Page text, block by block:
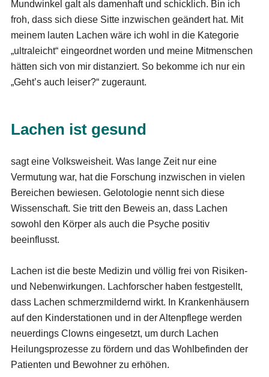
Mundwinkel galt als damenhaft und schicklich. Bin ich
froh, dass sich diese Sitte inzwischen geändert hat. Mit
meinem lauten Lachen wäre ich wohl in die Kategorie
„ultraleicht“ eingeordnet worden und meine Mitmenschen
hätten sich von mir distanziert. So bekomme ich nur ein
„Geht’s auch leiser?“ zugeraunt.
Lachen ist gesund
sagt eine Volksweisheit. Was lange Zeit nur eine
Vermutung war, hat die Forschung inzwischen in vielen
Bereichen bewiesen. Gelotologie nennt sich diese
Wissenschaft. Sie tritt den Beweis an, dass Lachen
sowohl den Körper als auch die Psyche positiv
beeinflusst.
Lachen ist die beste Medizin und völlig frei von Risiken-
und Nebenwirkungen. Lachforscher haben festgestellt,
dass Lachen schmerzmildernd wirkt. In Krankenhäusern
auf den Kinderstationen und in der Altenpflege werden
neuerdings Clowns eingesetzt, um durch Lachen
Heilungsprozesse zu fördern und das Wohlbefinden der
Patienten und Bewohner zu erhöhen.